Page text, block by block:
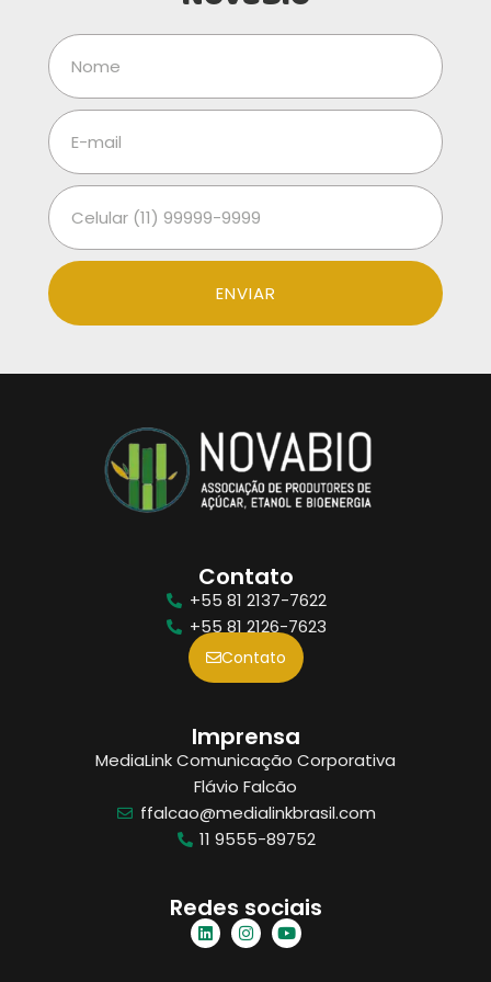
ENVIAR
Contato
+55 81 2137-7622
+55 81 2126-7623
Contato
Imprensa
MediaLink Comunicação Corporativa
Flávio Falcão
ffalcao@medialinkbrasil.com
11 9555-89752
Redes sociais